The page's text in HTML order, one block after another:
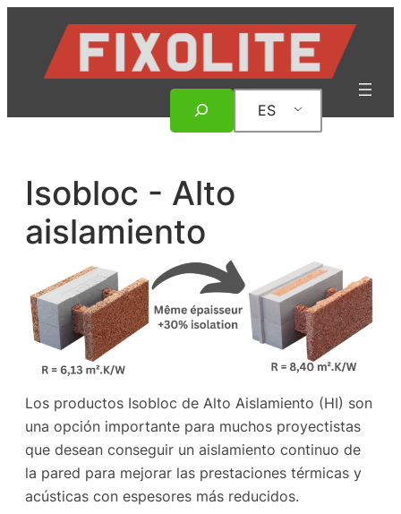
contenido
en
ES
Isobloc - Alto
aislamiento
Los productos Isobloc de Alto Aislamiento (HI) son
una opción importante para muchos proyectistas
que desean conseguir un aislamiento continuo de
la pared para mejorar las prestaciones térmicas y
acústicas con espesores más reducidos.